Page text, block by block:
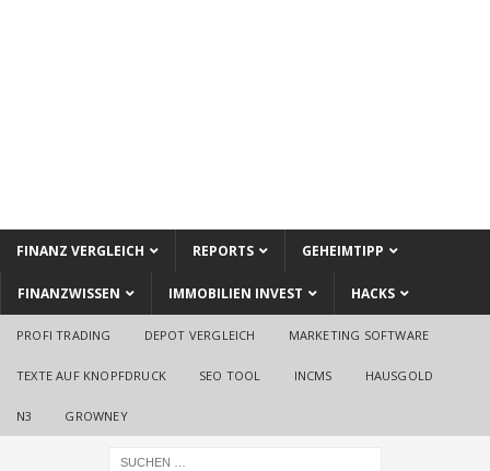
FINANZ VERGLEICH REPORTS GEHEIMTIPP
FINANZWISSEN IMMOBILIEN INVEST HACKS
PROFI TRADING DEPOT VERGLEICH MARKETING SOFTWARE
TEXTE AUF KNOPFDRUCK SEO TOOL INCMS HAUSGOLD
N3 GROWNEY